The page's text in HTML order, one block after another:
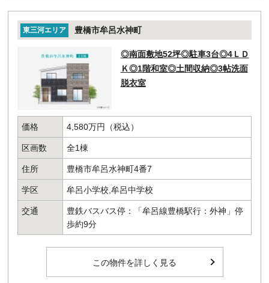
東三河エリア 豊橋市牟呂水神町
◎南面敷地52坪◎駐車3台◎4ＬＤ
Ｋ◎1階和室◎土間収納◎3帖洗面
脱衣室
価格 4,580万円（税込）
区画数 全1棟
住所 豊橋市牟呂水神町4番7
学区 牟呂小学校,牟呂中学校
交通
豊鉄バスバス停：「牟呂線豊橋駅行：外神」停
歩約9分
この物件を詳しく見る